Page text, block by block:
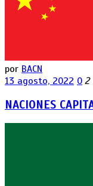
por BACN
13 agosto, 2022 0 2
NACIONES